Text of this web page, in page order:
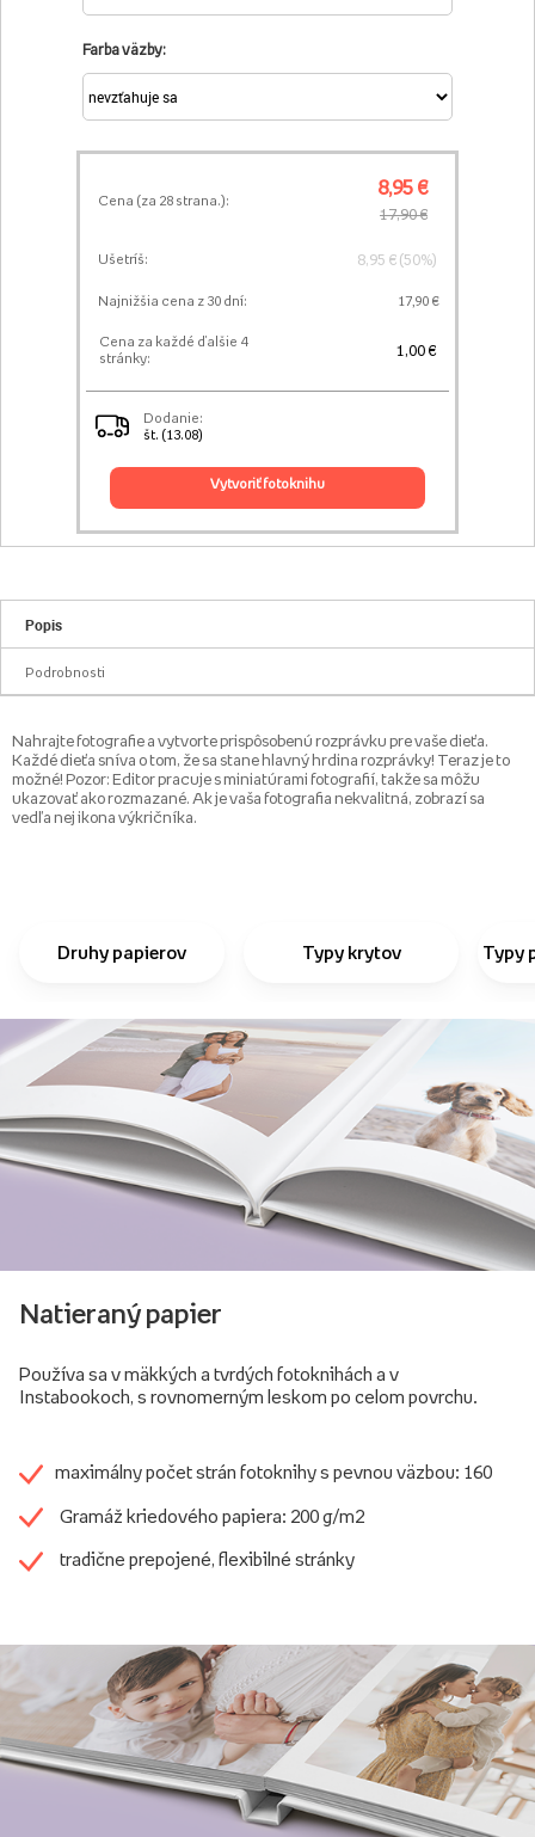
Farba väzby:
Cena (za 28 strana.):
8,95 €
17,90 €
Ušetríš: 8,95 € (50%)
Najnižšia cena z 30 dní: 17,90 €
Cena za každé ďalšie 4
stránky:
1,00 €
Dodanie:
št. (13.08)
vytvoriť fotoknihu
Popis
Podrobnosti
Nahrajte fotografie a vytvorte prispôsobenú rozprávku pre vaše dieťa.
Každé dieťa sníva o tom, že sa stane hlavný hrdina rozprávky! Teraz je to
možné! Pozor: Editor pracuje s miniatúrami fotografií, takže sa môžu
ukazovať ako rozmazané. Ak je vaša fotografia nekvalitná, zobrazí sa
vedľa nej ikona výkričníka.
Druhy papierov Typy krytov Typy
Natieraný papier
Používa sa v mäkkých a tvrdých fotoknihách a v
Instabookoch, s rovnomerným leskom po celom povrchu.
maximálny počet strán fotoknihy s pevnou väzbou: 160
Gramáž kriedového papiera: 200 g/m2
tradične prepojené, flexibilné stránky